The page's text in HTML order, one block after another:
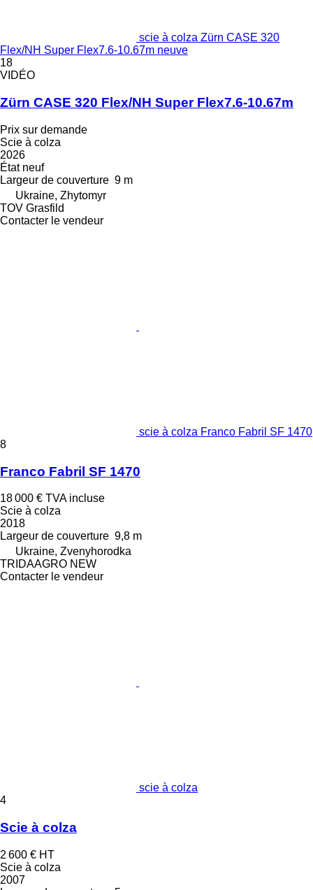
scie à colza Zürn CASE 320
Flex/NH Super Flex7.6-10.67m neuve
18
VIDÉO
Zürn CASE 320 Flex/NH Super Flex7.6-10.67m
Prix sur demande
Scie à colza
2026
Étatneuf
Largeur de couverture 9 m
Ukraine, Zhytomyr
TOV Grasfild
Contacter le vendeur
scie à colza Franco Fabril SF 1470
8
Franco Fabril SF 1470
18 000 € TVA incluse
Scie à colza
2018
Largeur de couverture 9,8 m
Ukraine, Zvenyhorodka
TRIDAAGRO NEW
Contacter le vendeur
scie à colza
4
Scie à colza
2 600 € HT
Scie à colza
2007